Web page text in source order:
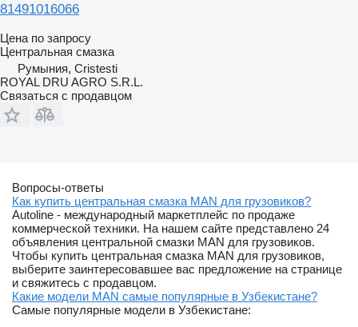
81491016066
Цена по запросу
Центральная смазка
Румыния, Cristesti
ROYAL DRU AGRO S.R.L.
Связаться с продавцом
Вопросы-ответы
Как купить центральная смазка MAN для грузовиков?
Autoline - международный маркетплейс по продаже
коммерческой техники. На нашем сайте представлено 24
объявления центральной смазки MAN для грузовиков.
Чтобы купить центральная смазка MAN для грузовиков,
выберите заинтересовавшее вас предложение на странице
и свяжитесь с продавцом.
Какие модели MAN самые популярные в Узбекистане?
Самые популярные модели в Узбекистане: